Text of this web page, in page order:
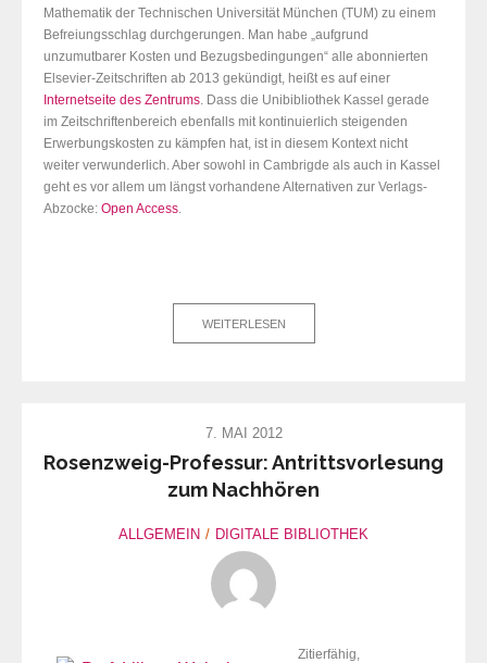
Mathematik der Technischen Universität München (TUM) zu einem
Befreiungsschlag durchgerungen. Man habe „aufgrund
unzumutbarer Kosten und Bezugsbedingungen“ alle abonnierten
Elsevier-Zeitschriften ab 2013 gekündigt, heißt es auf einer
Internetseite des Zentrums . Dass die Unibibliothek Kassel gerade
im Zeitschriftenbereich ebenfalls mit kontinuierlich steigenden
Erwerbungskosten zu kämpfen hat, ist in diesem Kontext nicht
weiter verwunderlich. Aber sowohl in Cambrigde als auch in Kassel
geht es vor allem um längst vorhandene Alternativen zur Verlags-
Abzocke: Open Access
WEITERLESEN
7. MAI 2012
Rosenzweig-Professur: Antrittsvorlesung
zum Nachhören
ALLGEMEIN DIGITALE BIBLIOTHEK
Zitierfähig,